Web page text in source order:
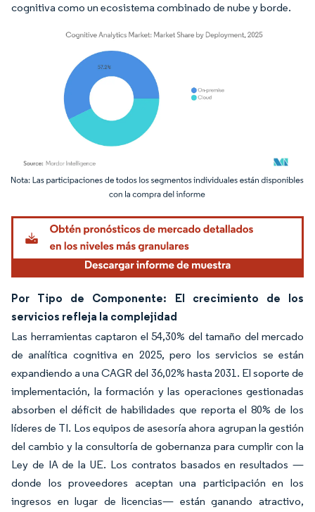
cognitiva como un ecosistema combinado de nube y borde.
Imagen © Mordor Intelligence. El uso requiere atribución según CC BY 4.0.
Por Tipo de Componente: El crecimiento de los
servicios refleja la complejidad
Las herramientas captaron el 54,30% del tamaño del mercado
de analítica cognitiva en 2025, pero los servicios se están
expandiendo a una CAGR del 36,02% hasta 2031. El soporte de
implementación, la formación y las operaciones gestionadas
absorben el déficit de habilidades que reporta el 80% de los
líderes de TI. Los equipos de asesoría ahora agrupan la gestión
del cambio y la consultoría de gobernanza para cumplir con la
Ley de IA de la UE. Los contratos basados en resultados —
donde los proveedores aceptan una participación en los
ingresos en lugar de licencias— están ganando atractivo,